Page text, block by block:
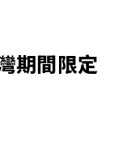
期間限定